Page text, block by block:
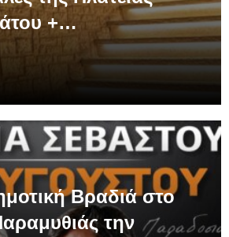
+…
Βραδιά στο
την